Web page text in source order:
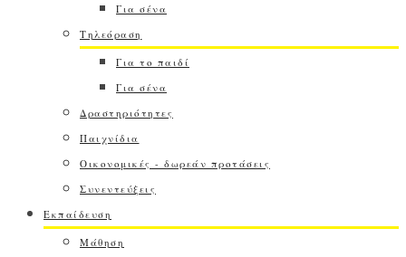
Για σένα
Τηλεόραση
Για το παιδί
Για σένα
Δραστηριότητες
Παιχνίδια
Οικονομικές - δωρεάν προτάσεις
Συνεντεύξεις
Εκπαίδευση
Μάθηση